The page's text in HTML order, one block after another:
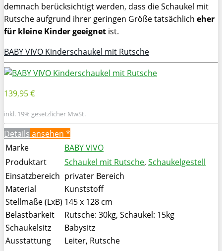
demnach berücksichtigt werden, dass die Schaukel mit
Rutsche aufgrund ihrer geringen Größe tatsächlich eher
für kleine Kinder geeignet ist.
BABY VIVO Kinderschaukel mit Rutsche
139,95 €
inkl. 19% gesetzlicher MwSt.
Details ansehen *
Marke
BABY VIVO
Produktart
Schaukel mit Rutsche, Schaukelgestell
Einsatzbereich privater Bereich
Material
Kunststoff
Stellmaße (LxB) 145 x 128 cm
Belastbarkeit
Rutsche: 30kg, Schaukel: 15kg
Schaukelsitz
Babysitz
Ausstattung
Leiter, Rutsche